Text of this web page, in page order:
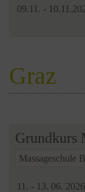
09.11. -
Graz
Grundkurs
Massageschule
11. - 13. 06.